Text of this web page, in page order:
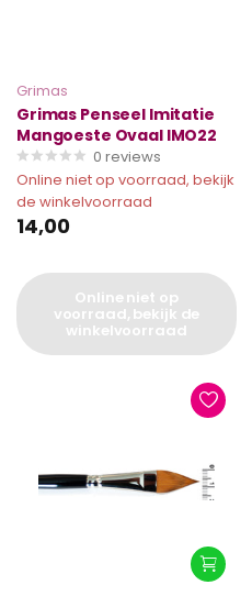
Grimas
Grimas Penseel Imitatie
Mangoeste Ovaal IMO22
0 reviews
Online niet op voorraad, bekijk
de winkelvoorraad
14,00
Online niet op
voorraad, bekijk de
winkelvoorraad